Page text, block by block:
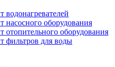
водонагревателей
насосного оборудования
отопительного оборудования
фильтров для воды